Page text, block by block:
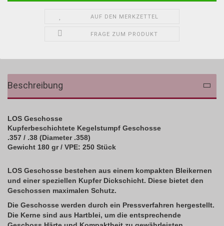
AUF DEN MERKZETTEL
FRAGE ZUM PRODUKT
Beschreibung
LOS Geschosse
Kupferbeschichtete Kegelstumpf Geschosse
.357 / .38 (Diameter .358)
Gewicht 180 gr / VPE: 250 Stück
LOS Geschosse bestehen aus einem kompakten Bleikernen
und einer speziellen Kupfer Dickschicht. Diese bietet den
Geschossen maximalen Schutz.
Die Geschosse werden durch ein Pressverfahren hergestellt.
Die Kerne sind aus Hartblei, um die entsprechende